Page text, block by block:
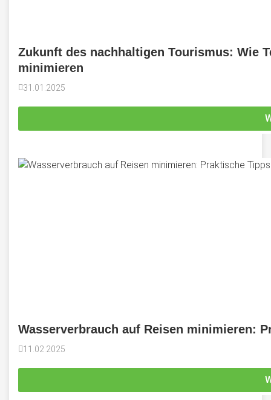
Zukunft des nachhaltigen Tourismus: Wie
minimieren
31.01.2025
Wasserverbrauch auf Reisen minimieren:
11.02.2025